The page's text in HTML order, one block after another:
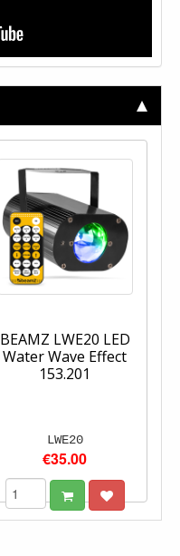
BEAMZ LWE20 LED
Water Wave Effect
153.201
LWE20
€35.00